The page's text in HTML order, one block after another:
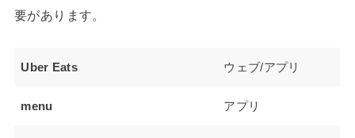
要があります。
Uber Eats ウェブ/アプリ
menu アプリ